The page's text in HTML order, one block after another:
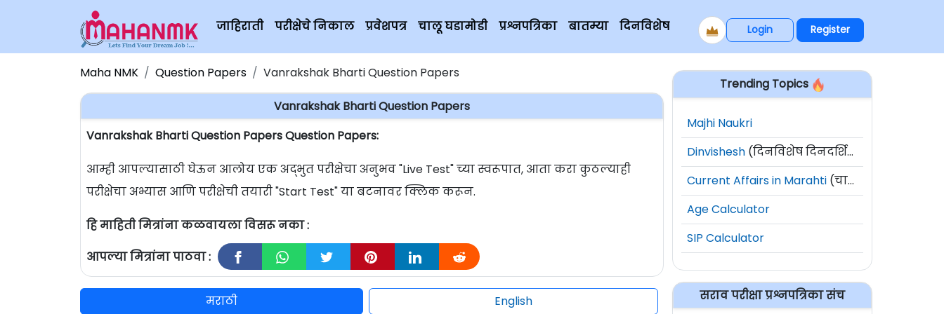
जाहिराती परीक्षेचे निकाल प्रवेशपत्र चालू घडामोडी प्रश्नपत्रिका बातम्या दिनविशेष Login Register
Maha NMK Question Papers Vanrakshak Bharti Question Papers
Vanrakshak Bharti Question Papers
Vanrakshak Bharti Question Papers Question Papers:
आम्ही आपल्यासाठी घेऊन आलोय एक अद्भुत परीक्षेचा अनुभव "Live Test" च्या स्वरूपात, आता करा कुठल्याही
परीक्षेचा अभ्यास आणि परीक्षेची तयारी "Start Test" या बटनावर क्लिक करून.
हि माहिती मित्रांना कळवायला विसरू नका :
आपल्या मित्रांना पाठवा :
मराठी English
Trending Topics
Majhi Naukri
Dinvishesh (दिनविशेष दिनदर्शिका)
Current Affairs in Marahti (चालू घडामोडी)
Age Calculator
SIP Calculator
सराव परीक्षा प्रश्नपत्रिका संच